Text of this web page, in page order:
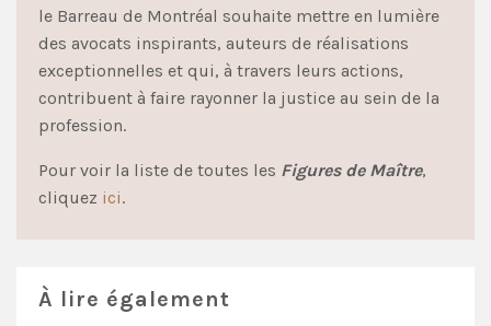
le Barreau de Montréal souhaite mettre en lumière
des avocats inspirants, auteurs de réalisations
exceptionnelles et qui, à travers leurs actions,
contribuent à faire rayonner la justice au sein de la
profession.
Pour voir la liste de toutes les Figures de Maître,
cliquez ici.
À lire également